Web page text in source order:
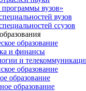
вузов»
вузов
ссузов
образование
и финансы
и
образование
образование
образование